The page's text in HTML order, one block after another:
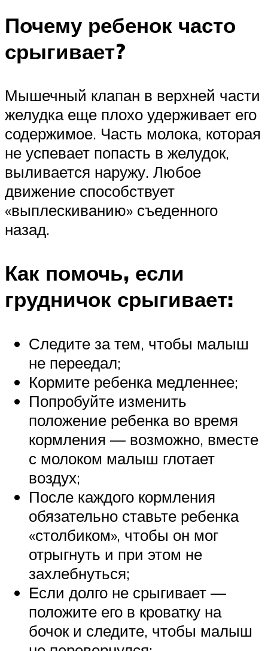
Почему ребенок часто
срыгивает?
Мышечный клапан в верхней части
желудка еще плохо удерживает его
содержимое. Часть молока, которая
не успевает попасть в желудок,
выливается наружу. Любое
движение способствует
«выплескиванию» съеденного
назад.
Как помочь, если
грудничок срыгивает:
Следите за тем, чтобы малыш
не переедал;
Кормите ребенка медленнее;
Попробуйте изменить
положение ребенка во время
кормления — возможно, вместе
с молоком малыш глотает
воздух;
После каждого кормления
обязательно ставьте ребенка
«столбиком», чтобы он мог
отрыгнуть и при этом не
захлебнуться;
Если долго не срыгивает —
положите его в кроватку на
бочок и следите, чтобы малыш